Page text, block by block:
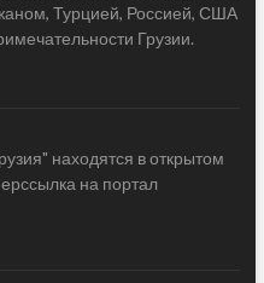
Турцией, Россией, США
Грузии.
находятся в открытом
на портал